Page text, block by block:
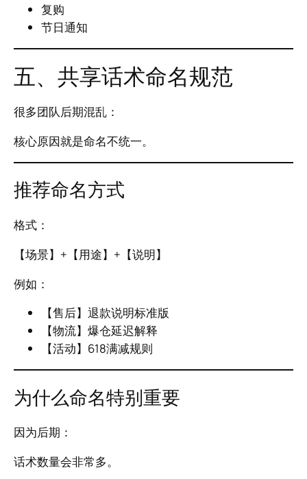
复购
节日通知
五、共享话术命名规范
很多团队后期混乱：
核心原因就是命名不统一。
推荐命名方式
格式：
【场景】+【用途】+【说明】
例如：
【售后】退款说明标准版
【物流】爆仓延迟解释
【活动】618满减规则
为什么命名特别重要
因为后期：
话术数量会非常多。